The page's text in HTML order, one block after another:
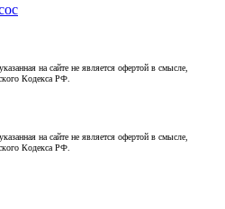
на сайте не является офертой в смысле,
Кодекса РФ.
на сайте не является офертой в смысле,
Кодекса РФ.